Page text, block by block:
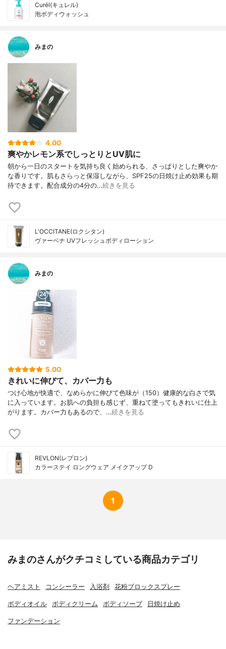
Curél(キュレル)
泡ボディウォッシュ
みまの
4.00
爽やかレモン系でしっとりとUV肌に
朝から一日のスタートを気持ち良く始められる、さっぱりとした爽やか
な香りです。肌もさらっと保湿しながら、SPF25の日焼け止め効果も期
待できます。配合成分の4分の…続きを見る
L'OCCITANE(ロクシタン)
ヴァーベナ UVフレッシュボディローション
みまの
5.00
きれいに伸びて、カバー力も
つけ心地が快適で、なめらかに伸びて色味が（150）健康的な白さで気
に入っています。お肌への負担も感じず、重ねて塗ってもきれいに仕上
がります。カバー力もあるので、…続きを見る
REVLON(レブロン)
カラーステイ ロングウェア メイクアップ D
1
みまのさんがクチコミしている商品カテゴリ
ヘアミスト コンシーラー 入浴剤 花粉ブロックスプレー
ボディオイル ボディクリーム ボディソープ 日焼け止め
ファンデーション